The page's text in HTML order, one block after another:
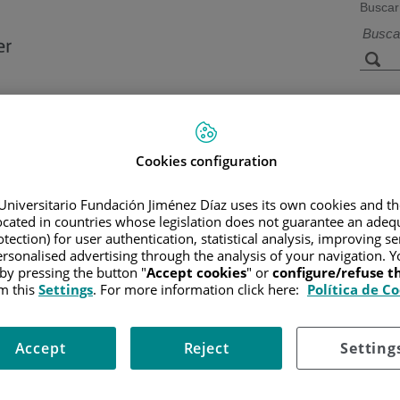
Buscar
Instalaciones y
tecnología
/INFORMACIÓN Y SOPORTE AL PACIENTE/TIPOS DE
Y ESTADIFICACIÓN DEL RABDOMIOSARCOMA
Rabdomiosarcoma
un rabdomiosarcoma. Puede ser necesaria una pequeña
bajo anestesia general.
del tumor y para averiguar si se ha propagado a cualquier otra
Cookies configuration
Fundación Jiménez Díaz uses its own cookies and
in countries whose legislation does not guarantee an
for user authentication, statistical analysis, improving
advertising through the analysis of your navigation.
pressing the button "Accept cookies" or configure/refuse
thisSettings. For more information click here: Política de
Reject
Accept